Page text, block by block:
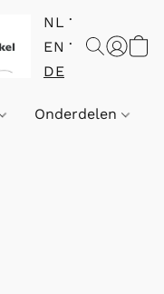
NL
EN
DE
Onderdelen